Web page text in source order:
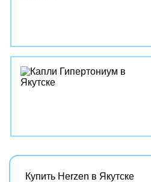
Купить Herzen в Якутске